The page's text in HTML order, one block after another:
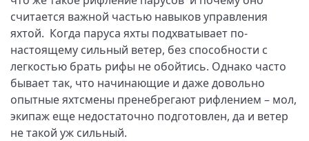
считается важной частью навыков управления
яхтой. Когда паруса яхты подхватывает по-
настоящему сильный ветер, без способности с
легкостью брать рифы не обойтись. Однако часто
бывает так, что начинающие и даже довольно
опытные яхтсмены пренебрегают рифлением – мол,
экипаж еще недостаточно подготовлен, да и ветер
не такой уж сильный.